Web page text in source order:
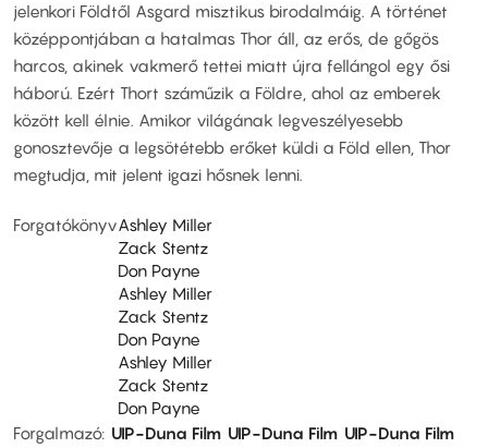
jelenkori Földtől Asgard misztikus birodalmáig. A történet
középpontjában a hatalmas Thor áll, az erős, de gőgös
harcos, akinek vakmerő tettei miatt újra fellángol egy ősi
háború. Ezért Thort száműzik a Földre, ahol az emberek
között kell élnie. Amikor világának legveszélyesebb
gonosztevője a legsötétebb erőket küldi a Föld ellen, Thor
megtudja, mit jelent igazi hősnek lenni.
ForgatókönyvAshley Miller
Zack Stentz
Don Payne
Ashley Miller
Zack Stentz
Don Payne
Ashley Miller
Zack Stentz
Don Payne
Forgalmazó UIP-Duna Film UIP-Duna Film UIP-Duna Film